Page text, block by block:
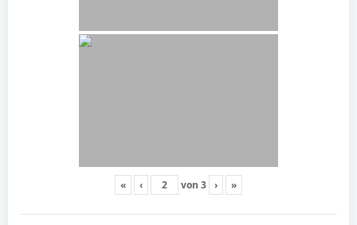
« ‹ von 3 › »